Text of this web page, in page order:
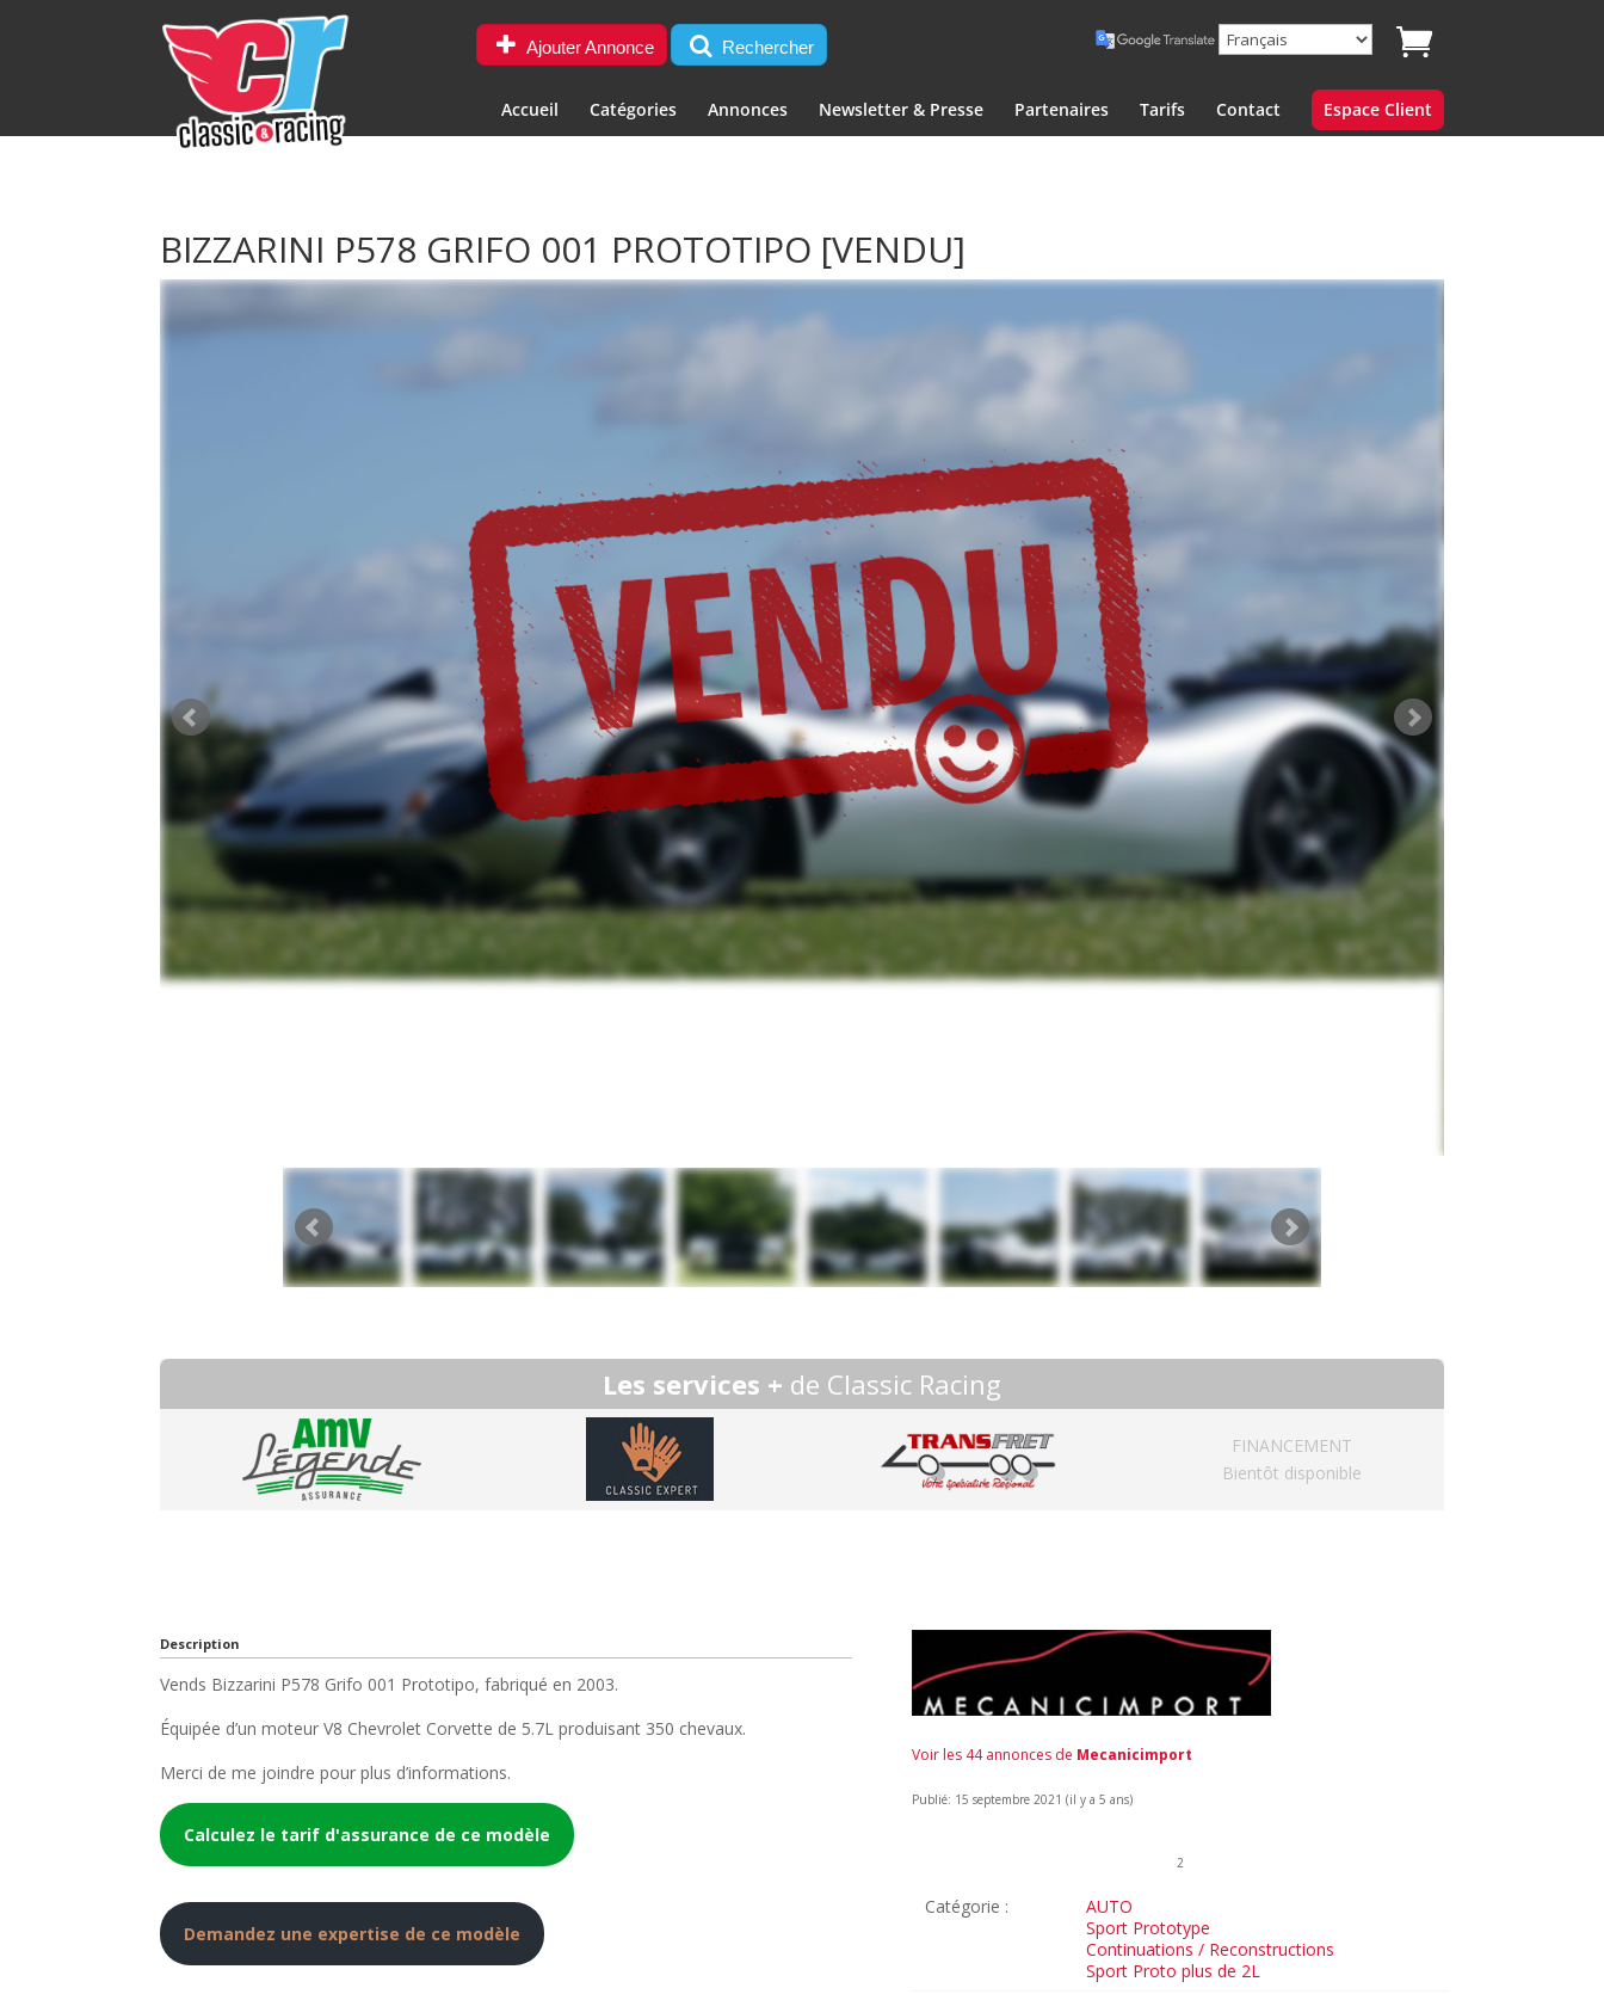
Ajouter Annonce Rechercher
Accueil Catégories Annonces Newsletter & Presse Partenaires Tarifs Contact Espace Client
BIZZARINI P578 GRIFO 001 PROTOTIPO [VENDU]
Les services + de Classic Racing
FINANCEMENT
Bientôt disponible
Description
Vends Bizzarini P578 Grifo 001 Prototipo, fabriqué en 2003.
Équipée d’un moteur V8 Chevrolet Corvette de 5.7L produisant 350 chevaux.
Merci de me joindre pour plus d’informations.
Calculez le tarif d'assurance de ce modèle
Demandez une expertise de ce modèle
Voir les 44 annonces de Mecanicimport
Publié: 15 septembre 2021 (il y a 5 ans)
2
Catégorie :
AUTO
Sport Prototype
Continuations / Reconstructions
Sport Proto plus de 2L